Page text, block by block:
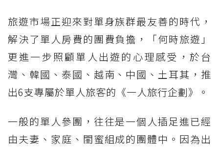
旅遊市場正迎來對單身族群最友善的時代，
解決了單人房費的團費負擔，「何時旅遊」
更進一步照顧單人出遊的心理感受，於台
灣、韓國、泰國、越南、中國、土耳其，推
出6支專屬於單人旅客的《一人旅行企劃》。
一般的單人參團，往往是一個人插足進已經
由夫妻、家庭、閨蜜組成的團體中。因為出